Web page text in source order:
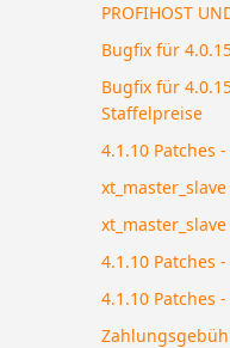
PROFIHOST
Bugfix für
Bugfix für
Staffelpreise
4.1.10 Patches
4.1.10 Patches
4.1.10 Patches